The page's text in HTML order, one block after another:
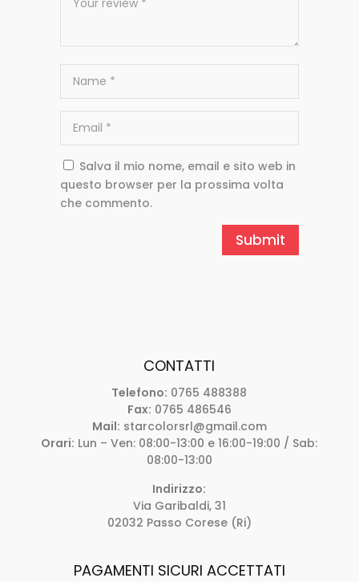
Salva il mio nome, email e sito web in
questo browser per la prossima volta
che commento.
CONTATTI
Telefono: 0765 488388
Fax: 0765 486546
Mail: starcolorsrl@gmail.com
Orari: Lun – Ven: 08:00-13:00 e 16:00-19:00 / Sab:
08:00-13:00
Indirizzo:
Via Garibaldi, 31
02032 Passo Corese (Ri)
PAGAMENTI SICURI ACCETTATI